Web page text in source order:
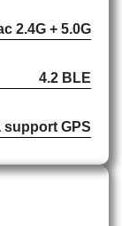
2.4G + 5.0G
4.2 BLE
GPS